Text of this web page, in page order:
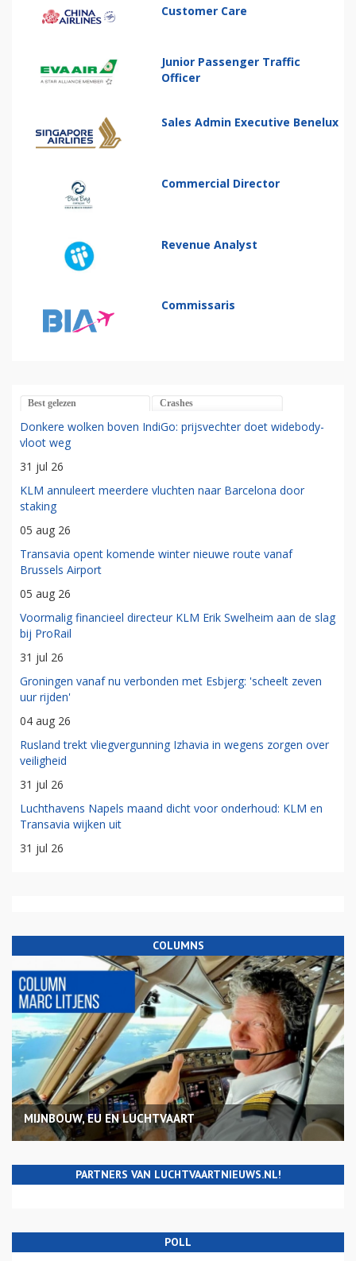
Customer Care
Junior Passenger Traffic
Officer
Sales Admin Executive Benelux
Commercial Director
Revenue Analyst
Commissaris
Best gelezen Crashes
Donkere wolken boven IndiGo: prijsvechter doet widebody-
vloot weg
31 jul 26
KLM annuleert meerdere vluchten naar Barcelona door
staking
05 aug 26
Transavia opent komende winter nieuwe route vanaf
Brussels Airport
05 aug 26
Voormalig financieel directeur KLM Erik Swelheim aan de slag
bij ProRail
31 jul 26
Groningen vanaf nu verbonden met Esbjerg: 'scheelt zeven
uur rijden'
04 aug 26
Rusland trekt vliegvergunning Izhavia in wegens zorgen over
veiligheid
31 jul 26
Luchthavens Napels maand dicht voor onderhoud: KLM en
Transavia wijken uit
31 jul 26
COLUMNS
MIJNBOUW, EU EN LUCHTVAART
PARTNERS VAN LUCHTVAARTNIEUWS.NL!
POLL